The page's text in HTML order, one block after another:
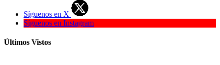
Síguenos en X
Síguenos en Instagram
Últimos Vistos